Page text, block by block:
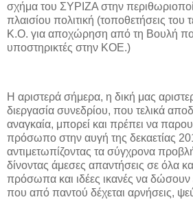
σχήμα του ΣΥΡΙΖΑ στην
πλαισίου πολιτική (τοποθετήσεις
Κ.Ο. για αποχώρηση από τη Βουλή
υποστηρικτές στην ΚΟΕ.)
Η αριστερά σήμερα, η δική μας
διεργασία συνεδρίου, που τελικά
αναγκαία, μπορεί και πρέπει να
πρόσωπο στην αυγή της δεκαετίας
αντιμετωπίζοντας τα σύγχρονα
δίνοντας άμεσες απαντήσεις σε όλα
πρόσωπα και ιδέες ικανές να δώσουν
που από παντού δέχεται αρνήσεις,